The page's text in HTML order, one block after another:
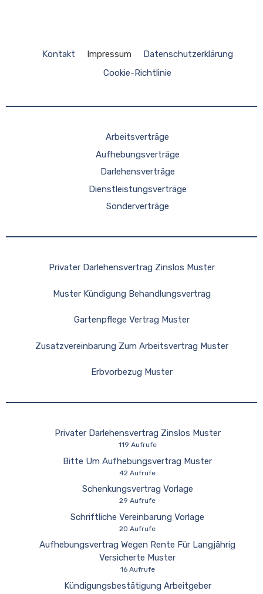
Kontakt Impressum
Datenschutzerklärung
Cookie-Richtlinie
Arbeitsverträge
Aufhebungsverträge
Darlehensverträge
Dienstleistungsverträge
Sonderverträge
Privater Darlehensvertrag Zinslos Muster
Muster Kündigung Behandlungsvertrag
Gartenpflege Vertrag Muster
Zusatzvereinbarung Zum Arbeitsvertrag Muster
Erbvorbezug Muster
Privater Darlehensvertrag Zinslos Muster
119 Aufrufe
Bitte Um Aufhebungsvertrag Muster
42 Aufrufe
Schenkungsvertrag Vorlage
29 Aufrufe
Schriftliche Vereinbarung Vorlage
20 Aufrufe
Aufhebungsvertrag Wegen Rente Für Langjährig
Versicherte Muster
16 Aufrufe
Kündigungsbestätigung Arbeitgeber